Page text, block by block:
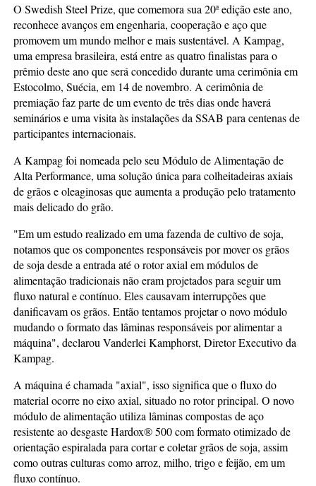
O Swedish Steel Prize, que comemora sua 20ª edição este ano,
reconhece avanços em engenharia, cooperação e aço que
promovem um mundo melhor e mais sustentável. A Kampag,
uma empresa brasileira, está entre as quatro finalistas para o
prêmio deste ano que será concedido durante uma cerimônia em
Estocolmo, Suécia, em 14 de novembro. A cerimônia de
premiação faz parte de um evento de três dias onde haverá
seminários e uma visita às instalações da SSAB para centenas de
participantes internacionais.
A Kampag foi nomeada pelo seu Módulo de Alimentação de
Alta Performance, uma solução única para colheitadeiras axiais
de grãos e oleaginosas que aumenta a produção pelo tratamento
mais delicado do grão.
"Em um estudo realizado em uma fazenda de cultivo de soja,
notamos que os componentes responsáveis por mover os grãos
de soja desde a entrada até o rotor axial em módulos de
alimentação tradicionais não eram projetados para seguir um
fluxo natural e contínuo. Eles causavam interrupções que
danificavam os grãos. Então tentamos projetar o novo módulo
mudando o formato das lâminas responsáveis por alimentar a
máquina", declarou Vanderlei Kamphorst, Diretor Executivo da
Kampag.
A máquina é chamada "axial", isso significa que o fluxo do
material ocorre no eixo axial, situado no rotor principal. O novo
módulo de alimentação utiliza lâminas compostas de aço
resistente ao desgaste Hardox® 500 com formato otimizado de
orientação espiralada para cortar e coletar grãos de soja, assim
como outras culturas como arroz, milho, trigo e feijão, em um
fluxo contínuo.